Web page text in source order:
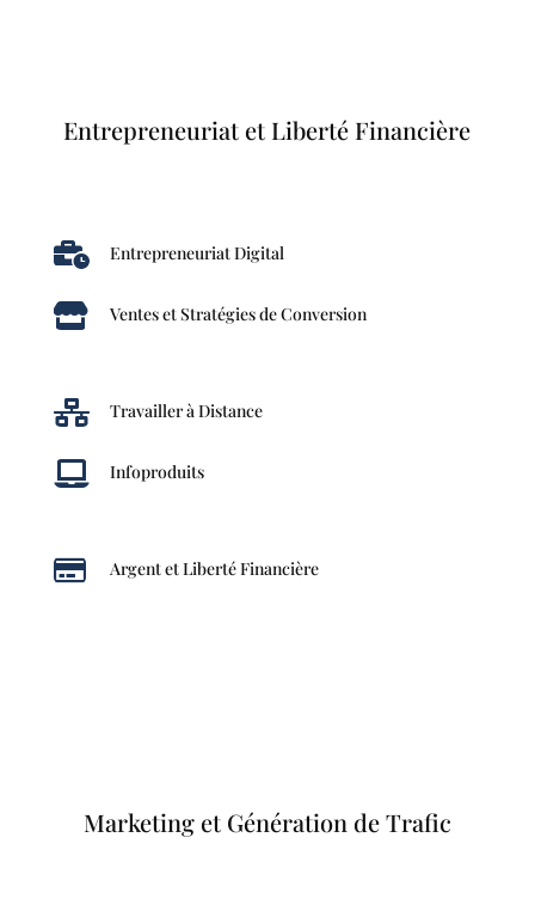
Entrepreneuriat et Liberté Financière
 Entrepreneuriat Digital
 Ventes et Stratégies de Conversion
 Travailler à Distance
 Infoproduits
 Argent et Liberté Financière
Marketing et Génération de Trafic